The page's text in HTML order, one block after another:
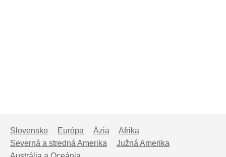
Slovensko Európa Ázia
Afrika
Severná a stredná Amerika
Južná Amerika